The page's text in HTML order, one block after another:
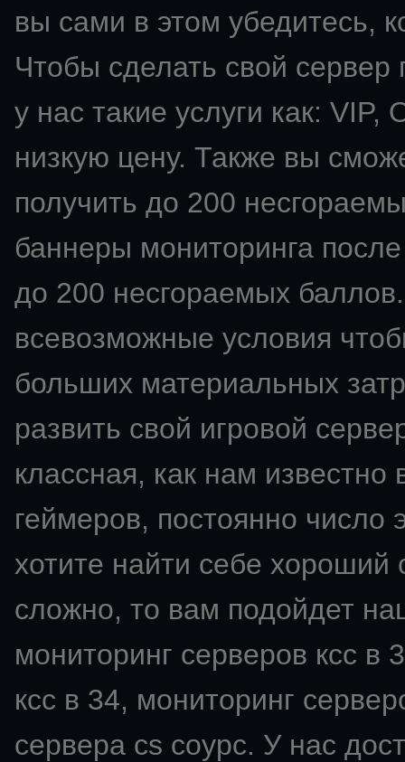
вы сами в этом убедитесь,
Чтобы сделать свой
у нас такие услуги как:
низкую цену. Также вы
получить до 200
баннеры мониторинга
до 200 несгораемых
всевозможные условия
больших материальных
развить свой игровой
классная, как нам
геймеров, постоянно число
хотите найти себе хороший
сложно, то вам подойдет
мониторинг серверов ксс в
ксс в 34, мониторинг
сервера cs соурс. У нас